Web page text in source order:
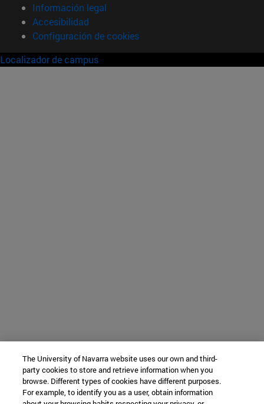
Información legal
Accesibilidad
Configuración de cookies
Localizador de campus
The University of Navarra website uses our own and third-
party cookies to store and retrieve information when you
browse. Different types of cookies have different purposes.
For example, to identify you as a user, obtain information